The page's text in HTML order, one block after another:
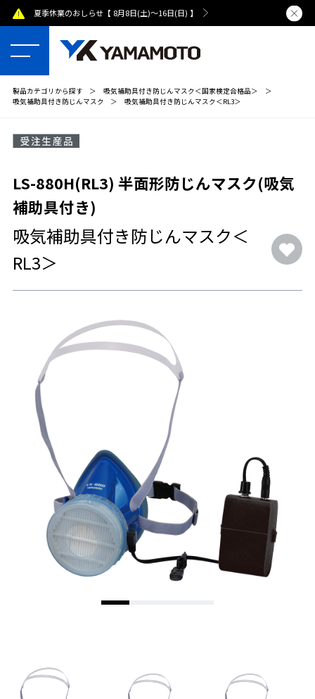
夏季休業のおしらせ【 8月8日(土)～16日(日) 】 熊本県で
製品カテゴリから探す ＞ 吸気補助具付き防じんマスク＜国家検定合格品＞
＞
吸気補助具付き防じんマスク
＞ 吸気補助具付き防じんマスク＜RL3＞
LS-880H(RL3) 半面形防じんマスク(吸気
補助具付き)
吸気補助具付き防じんマスク＜
RL3＞